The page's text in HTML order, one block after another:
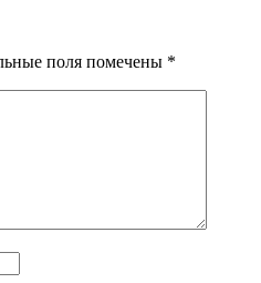
поля помечены *